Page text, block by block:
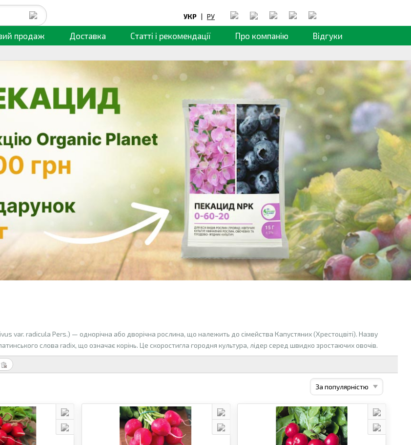
УКР | РУ
продаж Доставка Статті і рекомендації Про компанію Відгуки
var. radicula Pers.) — однорічна або дворічна рослина, що належить до сімейства Капустяних (Хрестоцвіті). Назву
слова radix, що означає корінь. Це скоростигла городня культура, лідер серед швидко зростаючих овочів.